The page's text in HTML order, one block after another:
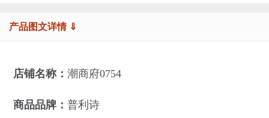
产品图文详情 ⇓
店铺名称： 潮商府0754
商品品牌： 普利诗